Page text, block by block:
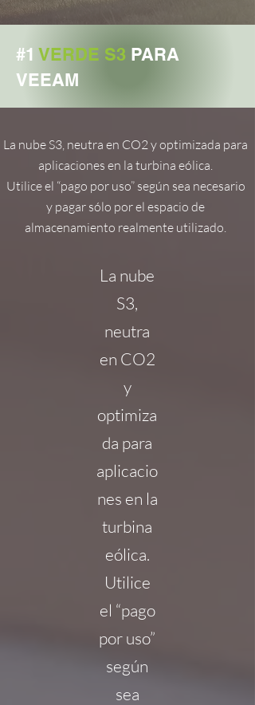
#1 VERDE S3 PARA
VEEAM
La nube S3, neutra en CO2 y optimizada para
aplicaciones en la turbina eólica.
Utilice el “pago por uso” según sea necesario
y pagar sólo por el espacio de
almacenamiento realmente utilizado.
La nube
S3,
neutra
en CO2
y
optimiza
da para
aplicacio
nes en la
turbina
eólica.
Utilice
el “pago
por uso”
según
sea